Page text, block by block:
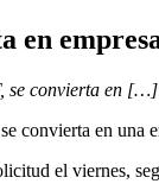
se convierta en […]
convierta en
el viernes,